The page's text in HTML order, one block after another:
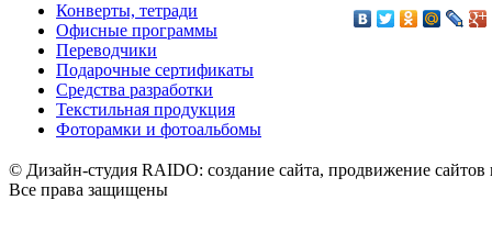
Конверты, тетради
Офисные программы
Переводчики
Подарочные сертификаты
Средства разработки
Текстильная продукция
Фоторамки и фотоальбомы
© Дизайн-студия RAIDO: создание сайта, продвижение сайтов
Все права защищены